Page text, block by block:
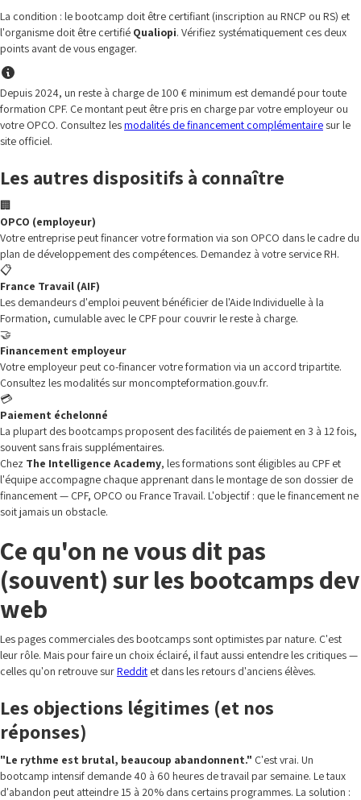
La condition : le bootcamp doit être certifiant (inscription au RNCP ou RS) et
l'organisme doit être certifié Qualiopi. Vérifiez systématiquement ces deux
points avant de vous engager.
Depuis 2024, un reste à charge de 100 € minimum est demandé pour toute
formation CPF. Ce montant peut être pris en charge par votre employeur ou
votre OPCO. Consultez lesmodalités de financement complémentairesur le
site officiel.
Les autres dispositifs à connaître
🏢
OPCO (employeur)
Votre entreprise peut financer votre formation via son OPCO dans le cadre du
plan de développement des compétences. Demandez à votre service RH.
📋
France Travail (AIF)
Les demandeurs d'emploi peuvent bénéficier de l'Aide Individuelle à la
Formation, cumulable avec le CPF pour couvrir le reste à charge.
🤝
Financement employeur
Votre employeur peut co-financer votre formation via un accord tripartite.
Consultez les modalités sur moncompteformation.gouv.fr.
💳
Paiement échelonné
La plupart des bootcamps proposent des facilités de paiement en 3 à 12 fois,
souvent sans frais supplémentaires.
Chez The Intelligence Academy, les formations sont éligibles au CPF et
l'équipe accompagne chaque apprenant dans le montage de son dossier de
financement — CPF, OPCO ou France Travail. L'objectif : que le financement ne
soit jamais un obstacle.
Ce qu'on ne vous dit pas
(souvent) sur les bootcamps dev
web
Les pages commerciales des bootcamps sont optimistes par nature. C'est
leur rôle. Mais pour faire un choix éclairé, il faut aussi entendre les critiques —
celles qu'on retrouve surReddit et dans les retours d'anciens élèves.
Les objections légitimes (et nos
réponses)
"Le rythme est brutal, beaucoup abandonnent." C'est vrai. Un
bootcamp intensif demande 40 à 60 heures de travail par semaine. Le taux
d'abandon peut atteindre 15 à 20% dans certains programmes. La solution :